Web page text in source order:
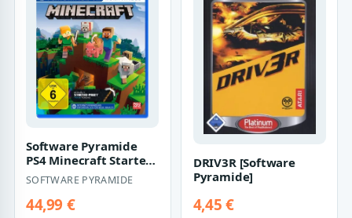
Software Pyramide
PS4 Minecraft Starter
Collection
SOFTWARE PYRAMIDE
44,99 €
DRIV3R [Software
Pyramide]
4,45 €